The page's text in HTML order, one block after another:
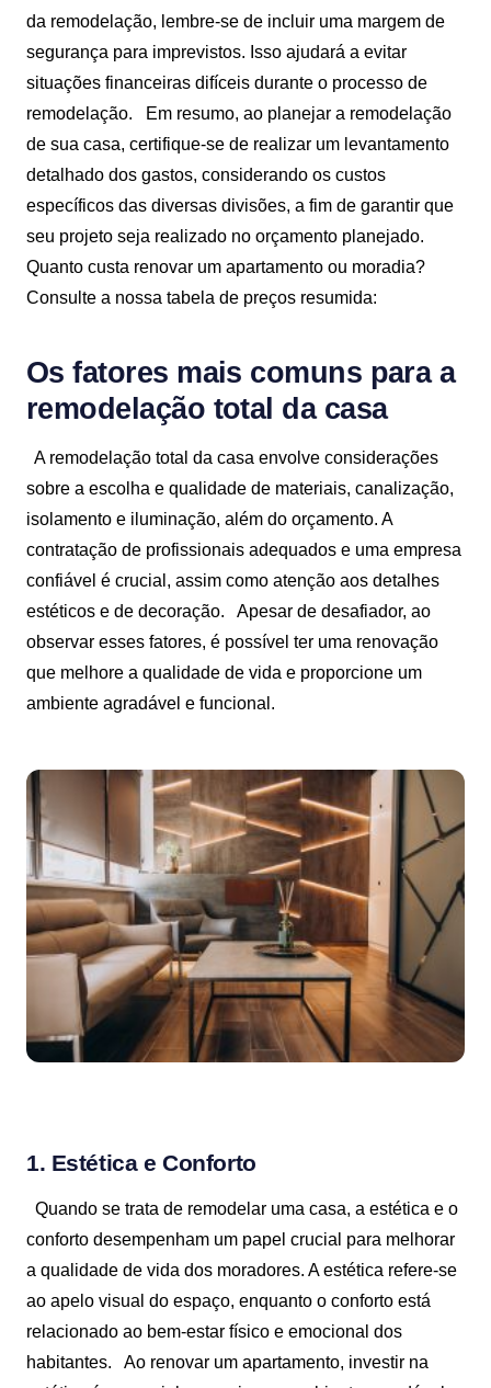
da remodelação, lembre-se de incluir uma margem de
segurança para imprevistos. Isso ajudará a evitar
situações financeiras difíceis durante o processo de
remodelação.
Em resumo, ao planejar a remodelação
de sua casa, certifique-se de realizar um levantamento
detalhado dos gastos, considerando os custos
específicos das diversas divisões, a fim de garantir que
seu projeto seja realizado no orçamento planejado.
Quanto custa renovar um apartamento ou moradia?
Consulte a nossa tabela de preços resumida:
Os fatores mais comuns para a
remodelação total da casa
A remodelação total da casa envolve considerações
sobre a escolha e qualidade de materiais, canalização,
isolamento e iluminação, além do orçamento. A
contratação de profissionais adequados e uma empresa
confiável é crucial, assim como atenção aos detalhes
estéticos e de decoração.
Apesar de desafiador, ao
observar esses fatores, é possível ter uma renovação
que melhore a qualidade de vida e proporcione um
ambiente agradável e funcional.
1. Estética e Conforto
Quando se trata de remodelar uma casa, a estética e o
conforto desempenham um papel crucial para melhorar
a qualidade de vida dos moradores. A estética refere-se
ao apelo visual do espaço, enquanto o conforto está
relacionado ao bem-estar físico e emocional dos
habitantes.
Ao renovar um apartamento, investir na